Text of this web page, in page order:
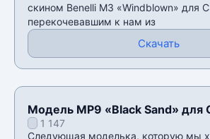
скином Benelli M3 «Windblown» для
перекочевавшим к нам из
Скачать
Модель MP9 «Black Sand» для
1 147
Следующая моделька, которую мы